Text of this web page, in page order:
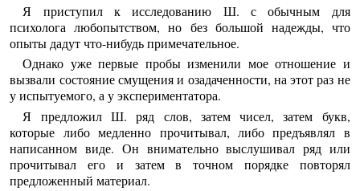
Я приступил к исследованию Ш. с обычным для
психолога любопытством, но без большой надежды, что
опыты дадут что-нибудь примечательное.
Однако уже первые пробы изменили мое отношение и
вызвали состояние смущения и озадаченности, на этот раз не
у испытуемого, а у экспериментатора.
Я предложил Ш. ряд слов, затем чисел, затем букв,
которые либо медленно прочитывал, либо предъявлял в
написанном виде. Он внимательно выслушивал ряд или
прочитывал его и затем в точном порядке повторял
предложенный материал.